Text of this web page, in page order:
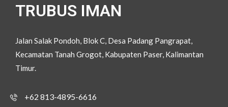
TRUBUS IMAN
Jalan Salak Pondoh, Blok C, Desa Padang Pangrapat,
Kecamatan Tanah Grogot, Kabupaten Paser, Kalimantan
Timur.
+62 813-4895-6616